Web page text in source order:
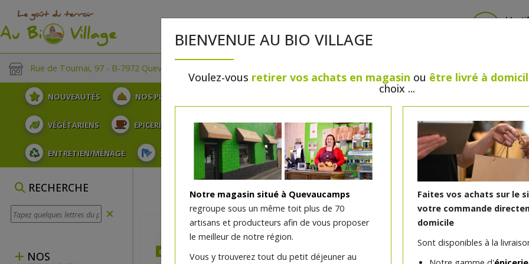
Rue de Tournai, 97 - B-7972 Quevaucamps
NOUVEAUTÉS NOS PLATEAUX
VÉGÉTARIENS EPICERIE PLATS TRAITEUR BOULANGERIE / PÂTISSERIE SANS GLUTEN, SANS
ENTRETIEN/MÉNAGE SOINS ET HYGIÈNE DU CORPS BEAUTÉ HUILES ESSENTIELLES MAISON
RECHERCHE
NOS
BIENVENUE AU BIO VILLAGE
Voulez-vous retirer vos achats en magasin ou être livré à
choix ...
Notre magasin situé à Quevaucamps
regroupe sous un même toit plus de 70
artisans et producteurs afin de vous proposer
le meilleur de notre région.
Vous y trouverez tout du petit déjeuner au
Faites vos achats sur le
votre commande
domicile
Sont disponibles à la
dès vendredi 14/08 (09:00)
Cuisses de poulet bio +/-